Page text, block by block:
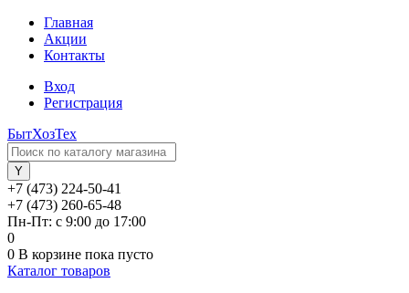
Главная
Акции
Контакты
Вход
Регистрация
БытХозТех
+7 (473) 224-50-41
+7 (473) 260-65-48
Пн-Пт: с 9:00 до 17:00
0
0 В корзине пока пусто
Каталог товаров